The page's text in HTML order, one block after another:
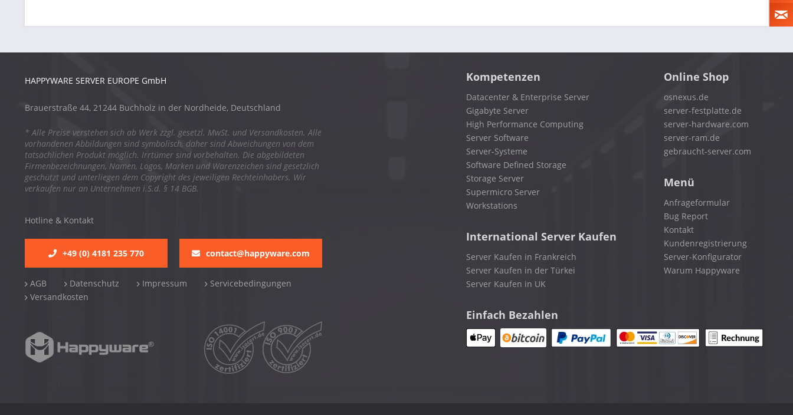
HAPPYWARE SERVER EUROPE GmbH
Brauerstraße 44, 21244 Buchholz in der Nordheide, Deutschland
* Alle Preise verstehen sich ab Werk zzgl. gesetzl. MwSt. und Versandkosten. Alle
vorhandenen Abbildungen sind symbolisch, daher sind Abweichungen von dem
tatsächlichen Produkt möglich. Irrtümer sind vorbehalten. Die abgebildeten
Firmenbezeichnungen, Namen, Logos, Marken und Warenzeichen sind gesetzlich
geschützt und unterliegen dem Copyright des jeweiligen Rechteinhabers. Wir
verkaufen nur an Unternehmen i.S.d. § 14 BGB.
Hotline & Kontakt
+49 (0) 4181 235 770 contact@happyware.com
AGB Datenschutz Impressum
Servicebedingungen
Versandkosten
Kompetenzen
Datacenter & Enterprise Server
Gigabyte Server
High Performance Computing
Server Software
Server-Systeme
Software Defined Storage
Storage Server
Supermicro Server
Workstations
International Server Kaufen
Server Kaufen in Frankreich
Server Kaufen in der Türkei
Server Kaufen in UK
Online Shop
osnexus.de
server-festplatte.de
server-hardware.com
server-ram.de
gebraucht-server.com
Menü
Anfrageformular
Bug Report
Kontakt
Kundenregistrierung
Server-Konfigurator
Warum Happyware
Einfach Bezahlen